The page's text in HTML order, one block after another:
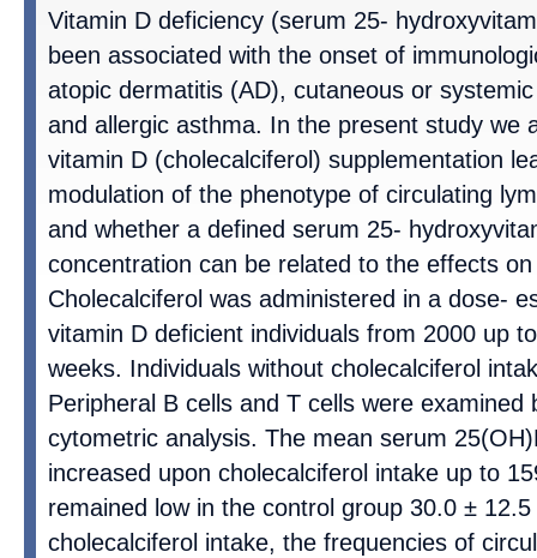
Vitamin D deficiency (serum 25-
been associated with the onset of
atopic dermatitis (AD), cutaneous or
and allergic asthma. In the present study we
vitamin D (cholecalciferol) supplementation
modulation of the phenotype of circulating
and whether a defined serum 25-
concentration can be related to the effects
Cholecalciferol was administered in a dose-
vitamin D deficient individuals from 2000 up
weeks. Individuals without cholecalciferol
Peripheral B cells and T cells were examined
cytometric analysis. The mean serum
increased upon cholecalciferol intake up to
remained low in the control group 30.0 ±
cholecalciferol intake, the frequencies of